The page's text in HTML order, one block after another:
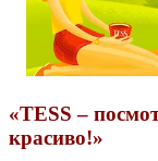
«TESS –
красиво!»